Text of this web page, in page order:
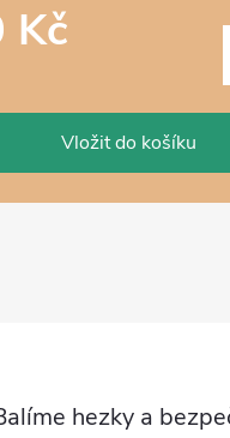
Kč
Vložit do košíku
hezky a